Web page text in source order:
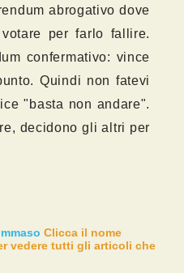
abrogativo dove
per farlo fallire.
confermativo: vince
Quindi non fatevi
"basta non andare".
decidono gli altri per
Clicca il nome
vedere tutti gli articoli che